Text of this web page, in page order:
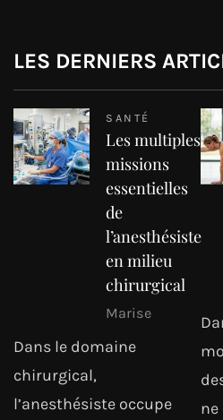
LES DERNIERS
SANTÉ
Les multiples
missions
essentielles
de
l’anesthésiste
en milieu
chirurgical
Marise
Dans le domaine
chirurgical,
l’anesthésiste occupe
ne